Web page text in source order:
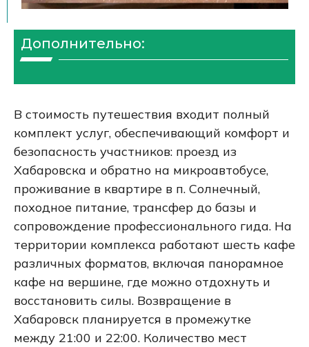
Дополнительно:
В стоимость путешествия входит полный
комплект услуг, обеспечивающий комфорт и
безопасность участников: проезд из
Хабаровска и обратно на микроавтобусе,
проживание в квартире в п. Солнечный,
походное питание, трансфер до базы и
сопровождение профессионального гида. На
территории комплекса работают шесть кафе
различных форматов, включая панорамное
кафе на вершине, где можно отдохнуть и
восстановить силы. Возвращение в
Хабаровск планируется в промежутке
между 21:00 и 22:00. Количество мест